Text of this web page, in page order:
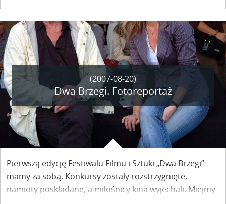
rozbrzmiewać będą dźwiękami muzyki klasycznej.
(2007-08-20)
Dwa Brzegi. Fotoreportaż
Pierwszą edycję Festiwalu Filmu i Sztuki „Dwa Brzegi”
mamy za sobą. Konkursy zostały rozstrzygnięte,
namioty poskładane, a miłośnicy kina wyjechali. Miejmy